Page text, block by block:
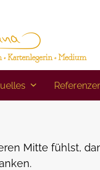
Mitte fühlst,